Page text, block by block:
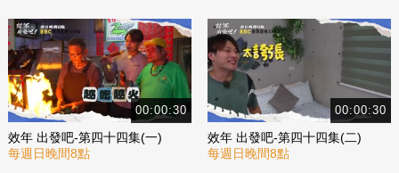
00:00:30
效年 出發吧-第四十四集(一)
每週日晚間8點
00:00:30
效年 出發吧-第四十四集(二)
每週日晚間8點